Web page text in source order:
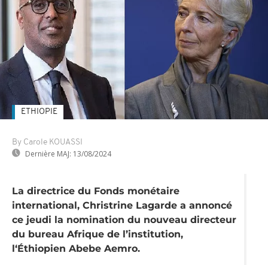
By Carole KOUASSI
Dernière MAJ: 13/08/2024
ETHIOPIE
La directrice du Fonds monétaire
international, Christrine Lagarde a annoncé
ce jeudi la nomination du nouveau directeur
du bureau Afrique de l’institution,
l‘Éthiopien Abebe Aemro.